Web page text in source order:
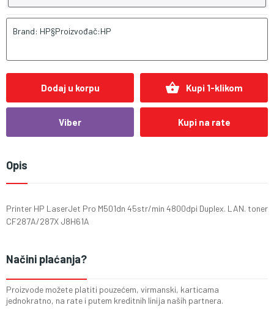
Brand: HP§Proizvođač:HP
Dodaj u korpu shopping_basket Kupi 1-klikom
Viber Kupi na rate
Opis
Printer HP LaserJet Pro M501dn 45str/min 4800dpi Duplex. LAN. toner
CF287A/287X J8H61A
Načini plaćanja?
Proizvode možete platiti pouzećem, virmanski, karticama
jednokratno, na rate i putem kreditnih linija naših partnera.